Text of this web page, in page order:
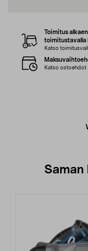
Toimitus
toimitustavalla
Katso
Katso ostoehdot